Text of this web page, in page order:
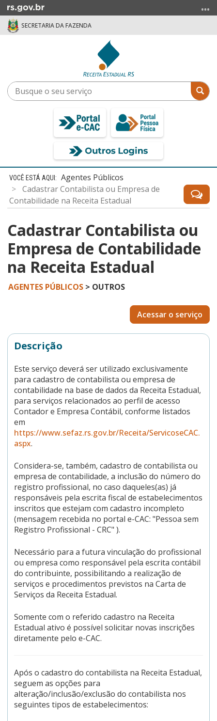
para
menu
SECRETARIA DA FAZENDA
Busque
o
Início
conteúdo
Agentes Públicos
Cadastrar Contabilista ou Empresa de
Contabilidade na Receita Estadual
Cadastrar Contabilista ou
Empresa de Contabilidade
na Receita Estadual
AGENTES PÚBLICOS > OUTROS
Acessar o serviço
Descrição
Este serviço deverá ser utilizado exclusivamente
para cadastro de contabilista ou empresa de
contabilidade na base de dados da Receita Estadual,
para serviços relacionados ao perfil de acesso
Contador e Empresa Contábil, conforme listados
em
https://www.sefaz.rs.gov.br/Receita/ServicoseCAC.
aspx.
Considera-se, também, cadastro de contabilista ou
empresa de contabilidade, a inclusão do número do
registro profissional, no caso daqueles(as) já
responsáveis pela escrita fiscal de estabelecimentos
inscritos que estejam com cadastro incompleto
(mensagem recebida no portal e-CAC: "Pessoa sem
Registro Profissional - CRC" ).
Necessário para a futura vinculação do profissional
ou empresa como responsável pela escrita contábil
do contribuinte, possibilitando a realização de
serviços e procedimentos previstos na Carta de
Serviços da Receita Estadual.
Somente com o referido cadastro na Receita
Estadual ativo é possível solicitar novas inscrições
diretamente pelo e-CAC.
Após o cadastro do contabilista na Receita Estadual,
seguem as opções para
alteração/inclusão/exclusão do contabilista nos
seguintes tipos de estabelecimentos: